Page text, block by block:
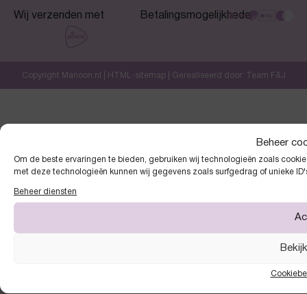
Beheer
Om de beste ervaringen te bieden, gebruiken wij technologieën zoals
met deze technologieën kunnen wij gegevens zoals surfgedrag of unieke
Beheer diensten
Wij verzenden met Betalingsmogelijkheden
Copyright Manoon.nl | HTML-sitemap| Gerealiseerd door: Team F&J